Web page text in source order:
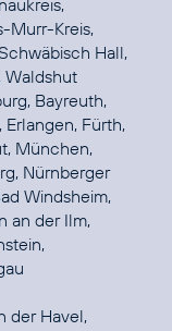
Murr-Kreis,
Hall,
Waldshut
Bayreuth,
Fürth,
München,
Nürnberger
Windsheim,
an der Ilm,
der Havel,